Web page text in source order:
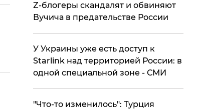
Z-блогеры скандалят и обвиняют
Вучича в предательстве России
У Украины уже есть доступ к
Starlink над территорией России: в
одной специальной зоне - СМИ
​"Что-то изменилось": Турция